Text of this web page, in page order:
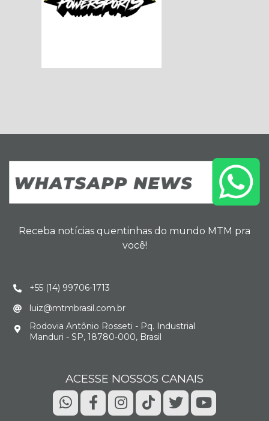
Receba notícias quentinhas do mundo MTM pra
você!
+55 (14) 99706-1713
luiz@mtmbrasil.com.br
Rodovia Antônio Rosseti - Pq. Industrial
Manduri - SP, 18780-000, Brasil
ACESSE NOSSOS CANAIS